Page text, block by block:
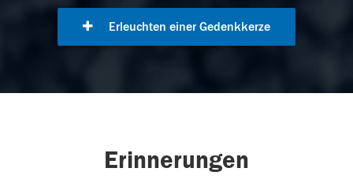
Erleuchten einer Gedenkkerze
Erinnerungen